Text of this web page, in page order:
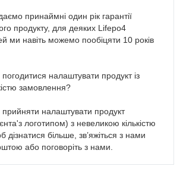
принаймні один рік гарантії
продукту, для деяких Lifepo4
ми навіть можемо пообіцяти 10 років
налаштувати продукт із
замовлення?
налаштувати продукт
логотипом) з невеликою кількістю
більше, зв’яжіться з нами
або поговоріть з нами.